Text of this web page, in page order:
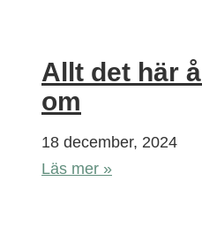
Allt det här
om
18 december, 2024
Läs mer »